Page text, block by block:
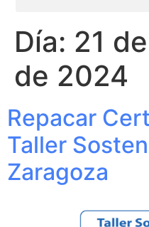
Día: 21
de 2024
Repacar
Taller
Zaragoza